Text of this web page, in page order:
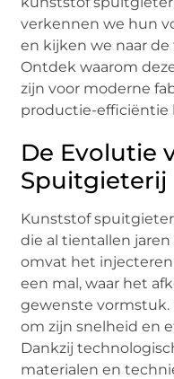
verkennen we hun
en kijken we naar
Ontdek waarom
zijn voor moderne
productie-efficiëntie
De Evolutie
Spuitgieterij
Kunststof
die al tientallen
omvat het
een mal, waar het
gewenste
om zijn snelheid en
Dankzij
materialen en